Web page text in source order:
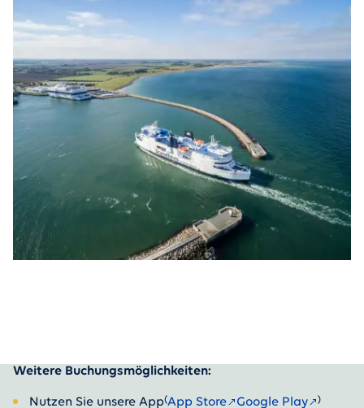
Weitere Buchungsmöglichkeiten:
Nutzen Sie unsere App(App Store Google Play )